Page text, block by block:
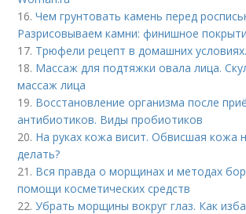
16.Чем грунтовать камень перед
Разрисовываем камни: финишное
17. Трюфели рецепт в домашних
18. Массаж для подтяжки овала лица.
массаж лица
19. Восстановление организма после
антибиотиков. Виды пробиотиков
20. На руках кожа висит. Обвисшая кожа
делать?
21. Вся правда о морщинах и методах
помощи косметических средств
22.Убрать морщины вокруг глаз. Как